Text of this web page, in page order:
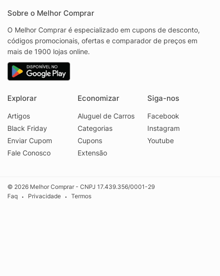
Sobre o Melhor Comprar
O Melhor Comprar é especializado em cupons de desconto,
códigos promocionais, ofertas e comparador de preços em
mais de 1900 lojas online.
Explorar
Artigos
Black Friday
Enviar Cupom
Fale Conosco
Economizar
Aluguel de Carros
Categorias
Cupons
Extensão
Siga-nos
Facebook
Instagram
Youtube
© 2026 Melhor Comprar - CNPJ 17.439.356/0001-29
Faq
• Privacidade • Termos